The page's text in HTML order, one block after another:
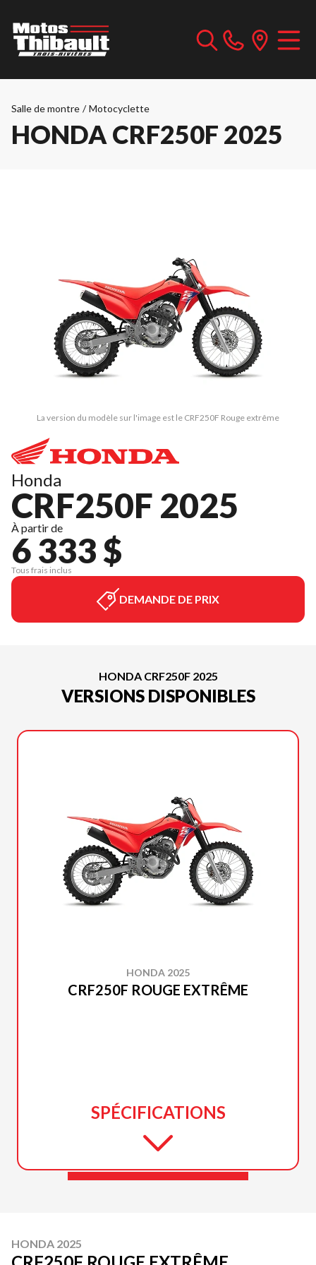
Salle de montre / Motocyclette
HONDA CRF250F 2025
La version du modèle sur l'image est le CRF250F Rouge extrême
Honda
CRF250F 2025
À partir de
6 333 $
Tous frais inclus
DEMANDE DE PRIX
HONDA CRF250F 2025
VERSIONS DISPONIBLES
HONDA 2025
CRF250F ROUGE EXTRÊME
SPÉCIFICATIONS
HONDA 2025